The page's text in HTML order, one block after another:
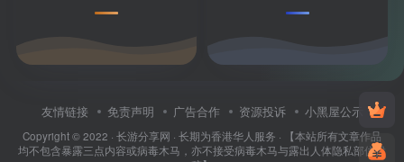
友情链接 免责声明 广告合作 资源投诉 小黑屋公示
Copyright © 2022 · 长游分享网 · 长期为香港华人服务 · 【本站所有文章作品
均不包含暴露三点内容或病毒木马，亦不接受病毒木马与露出人体隐私部位投